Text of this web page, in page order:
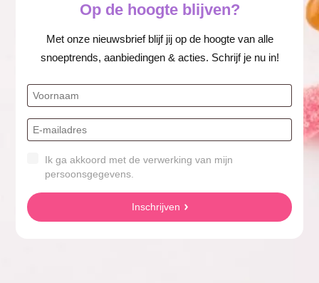
Op de hoogte blijven?
Met onze nieuwsbrief blijf jij op de hoogte van alle
snoeptrends, aanbiedingen & acties. Schrijf je nu in!
Ik ga akkoord met de verwerking van mijn
persoonsgegevens.
Inschrijven